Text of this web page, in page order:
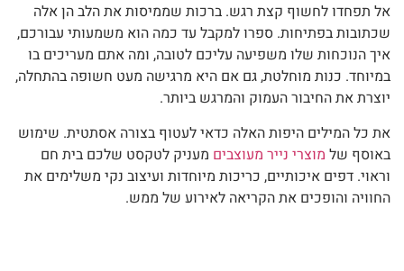
אל תפחדו לחשוף קצת רגש. ברכות שממיסות את הלב הן אלה
שכתובות בפתיחות. ספרו למקבל עד כמה הוא משמעותי עבורכם,
איך הנוכחות שלו משפיעה עליכם לטובה, ומה אתם מעריכים בו
במיוחד. כנות מוחלטת, גם אם היא מרגישה מעט חשופה בהתחלה,
יוצרת את החיבור העמוק והמרגש ביותר.
את כל המילים היפות האלה כדאי לעטוף בצורה אסתטית. שימוש
באוסף של מוצרי נייר מעוצבים מעניק לטקסט שלכם בית חם
וראוי. דפים איכותיים, כריכות מיוחדות ועיצוב נקי משלימים את
החוויה והופכים את הקריאה לאירוע של ממש.